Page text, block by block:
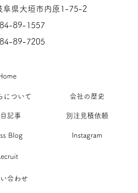
阜県大垣市内原1-75-2
89-1557
89-7205
について 会社の歴史
記事 別注見積依頼
Blog Instagram
合わせ